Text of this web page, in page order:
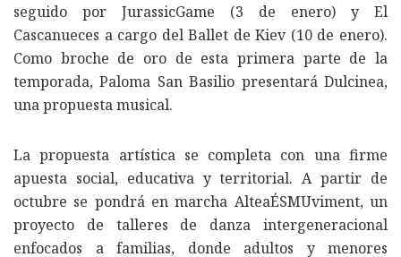
seguido por JurassicGame (3 de enero) y El
Cascanueces a cargo del Ballet de Kiev (10 de enero).
Como broche de oro de esta primera parte de la
temporada, Paloma San Basilio presentará Dulcinea,
una propuesta musical.
La propuesta artística se completa con una firme
apuesta social, educativa y territorial. A partir de
octubre se pondrá en marcha AlteaÉSMUviment, un
proyecto de talleres de danza intergeneracional
enfocados a familias, donde adultos y menores